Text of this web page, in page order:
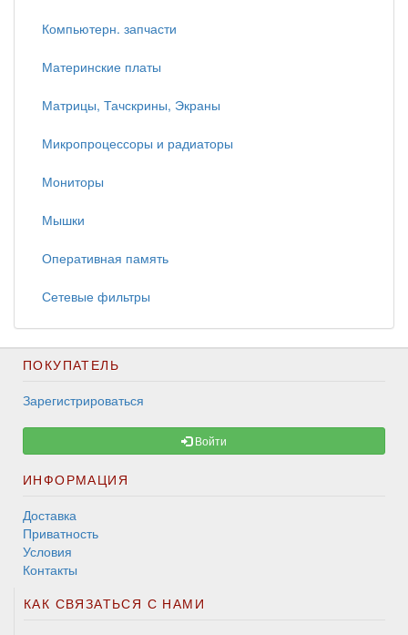
Компьютерн. запчасти
Материнские платы
Матрицы, Тачскрины, Экраны
Микропроцессоры и радиаторы
Мониторы
Мышки
Оперативная память
Сетевые фильтры
ПОКУПАТЕЛЬ
Зарегистрироваться
Войти
ИНФОРМАЦИЯ
Доставка
Приватность
Условия
Контакты
КАК СВЯЗАТЬСЯ С НАМИ